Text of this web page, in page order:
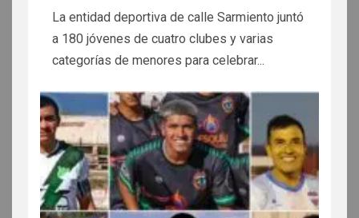
La entidad deportiva de calle Sarmiento juntó
a 180 jóvenes de cuatro clubes y varias
categorías de menores para celebrar...